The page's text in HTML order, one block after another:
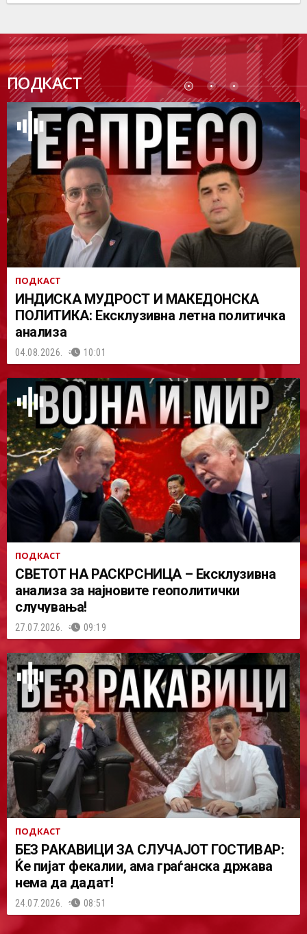
ПОДКАСТ
ПОДК
АСТ
ПОДКАСТ
ИНДИСКА МУДРОСТ И МАКЕДОНСКА
ПОЛИТИКА: Ексклузивна летна политичка
анализа
04.08.2026. 10:01
ПОДКАСТ
СВЕТОТ НА РАСКРСНИЦА – Ексклузивна
анализа за најновите геополитички
случувања!
27.07.2026. 09:19
ПОДКАСТ
БЕЗ РАКАВИЦИ ЗА СЛУЧАЈОТ ГОСТИВАР:
Ќе пијат фекалии, ама граѓанска држава
нема да дадат!
24.07.2026. 08:51